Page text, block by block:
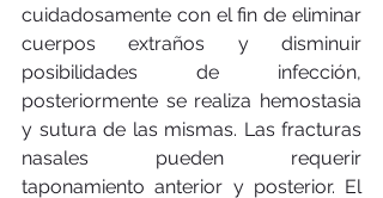
cuidadosamente con el fin de eliminar
cuerpos extraños y disminuir
posibilidades de infección,
posteriormente se realiza hemostasia
y sutura de las mismas. Las fracturas
nasales pueden requerir
taponamiento anterior y posterior. El